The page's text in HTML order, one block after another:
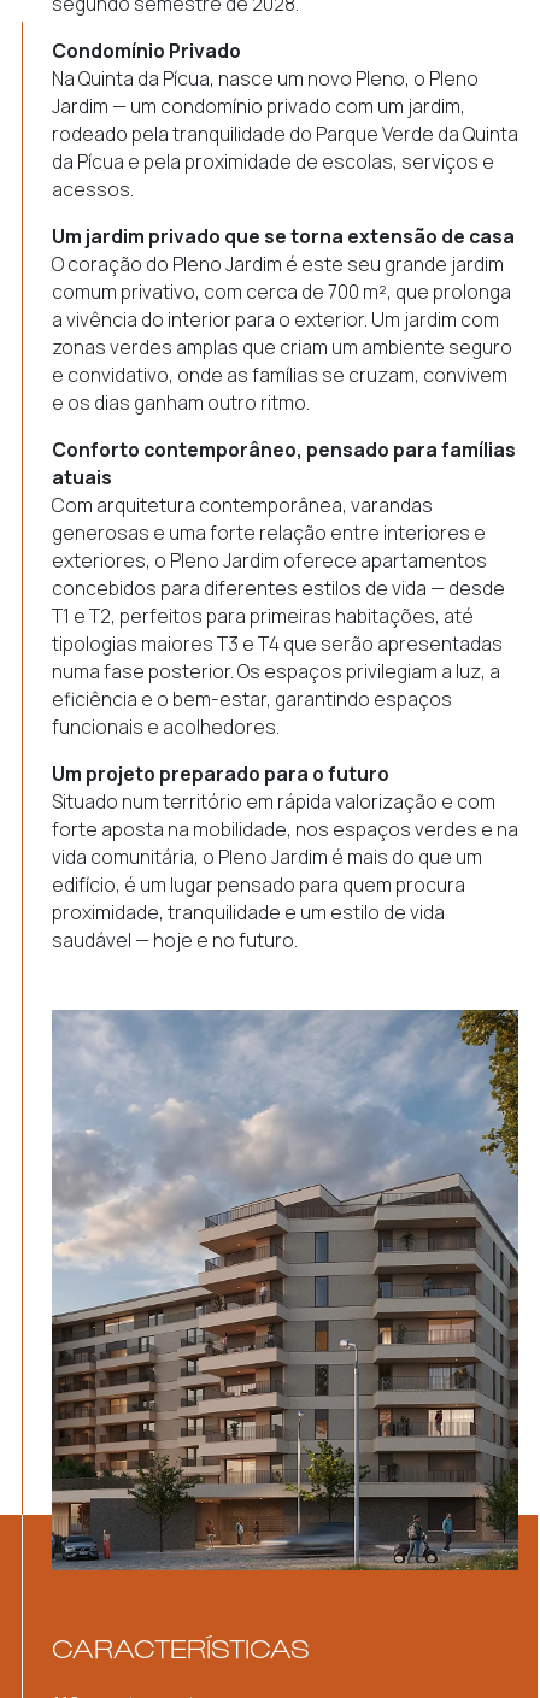
Condomínio Privado
Na Quinta da Pícua, nasce um novo Pleno, o Pleno
Jardim — um condomínio privado com um jardim,
rodeado pela tranquilidade do Parque Verde da Quinta
da Pícua e pela proximidade de escolas, serviços e
acessos.
Um jardim privado que se torna extensão de casa
O coração do Pleno Jardim é este seu grande jardim
comum privativo, com cerca de 700 m², que prolonga
a vivência do interior para o exterior. Um jardim com
zonas verdes amplas que criam um ambiente seguro
e convidativo, onde as famílias se cruzam, convivem
e os dias ganham outro ritmo.
Conforto contemporâneo, pensado para famílias
atuais
Com arquitetura contemporânea, varandas
generosas e uma forte relação entre interiores e
exteriores, o Pleno Jardim oferece apartamentos
concebidos para diferentes estilos de vida — desde
T1 e T2, perfeitos para primeiras habitações, até
tipologias maiores T3 e T4 que serão apresentadas
numa fase posterior. Os espaços privilegiam a luz, a
eficiência e o bem-estar, garantindo espaços
funcionais e acolhedores.
Um projeto preparado para o futuro
Situado num território em rápida valorização e com
forte aposta na mobilidade, nos espaços verdes e na
vida comunitária, o Pleno Jardim é mais do que um
edifício, é um lugar pensado para quem procura
proximidade, tranquilidade e um estilo de vida
saudável — hoje e no futuro.
CARACTERÍSTICAS